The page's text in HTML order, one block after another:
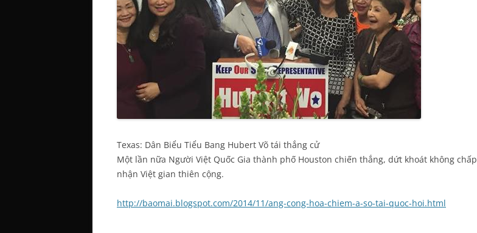
Texas: Dân Biểu Tiểu Bang Hubert Võ tái thắng cử
Một lần nữa Người Việt Quốc Gia thành phố Houston chiến thắng, dứt khoát không chấp
nhận Việt gian thiên cộng.
http://baomai.blogspot.com/2014/11/ang-cong-hoa-chiem-a-so-tai-quoc-hoi.html